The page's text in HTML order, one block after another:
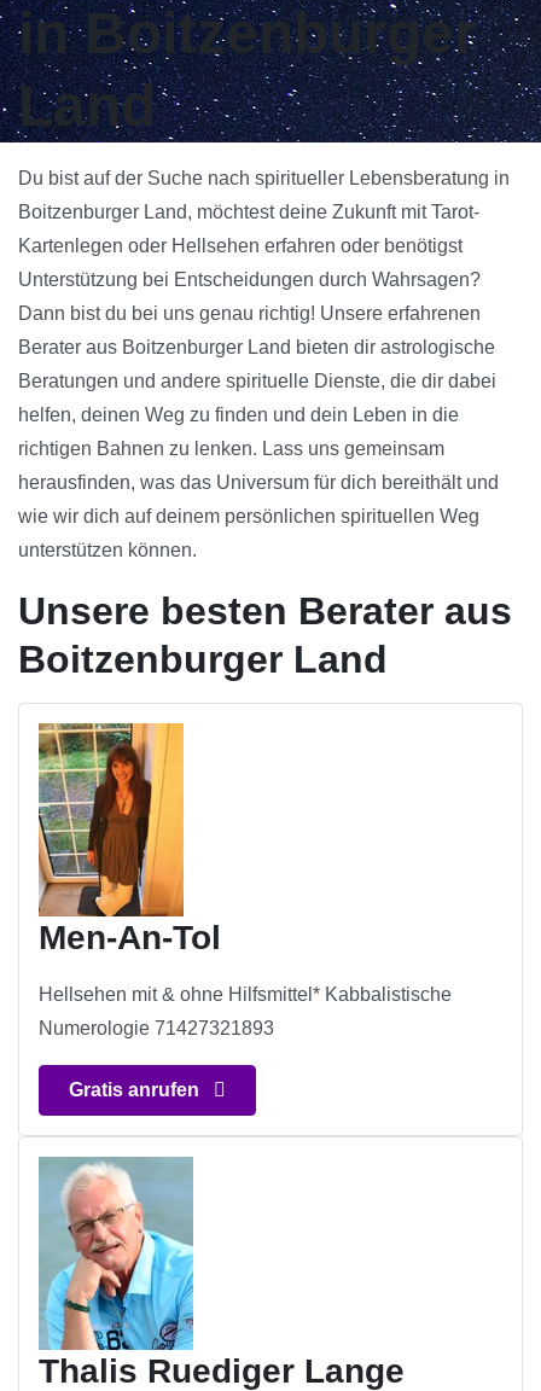
in Boitzenburger
Land
Du bist auf der Suche nach spiritueller Lebensberatung in
Boitzenburger Land, möchtest deine Zukunft mit Tarot-
Kartenlegen oder Hellsehen erfahren oder benötigst
Unterstützung bei Entscheidungen durch Wahrsagen?
Dann bist du bei uns genau richtig! Unsere erfahrenen
Berater aus Boitzenburger Land bieten dir astrologische
Beratungen und andere spirituelle Dienste, die dir dabei
helfen, deinen Weg zu finden und dein Leben in die
richtigen Bahnen zu lenken. Lass uns gemeinsam
herausfinden, was das Universum für dich bereithält und
wie wir dich auf deinem persönlichen spirituellen Weg
unterstützen können.
Unsere besten Berater aus
Boitzenburger Land
Men-An-Tol
Hellsehen mit & ohne Hilfsmittel* Kabbalistische
Numerologie 71427321893
Gratis anrufen
Thalis Ruediger Lange